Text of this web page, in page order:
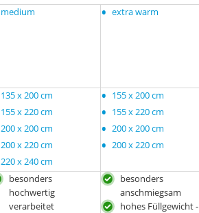
medium • extra warm
135 x 200 cm
155 x 220 cm
200 x 200 cm
200 x 220 cm
220 x 240 cm
• 155 x 200 cm
• 155 x 220 cm
• 200 x 200 cm
• 200 x 220 cm
besonders
hochwertig
verarbeitet
besonders
anschmiegsam
hohes Füllgewicht -